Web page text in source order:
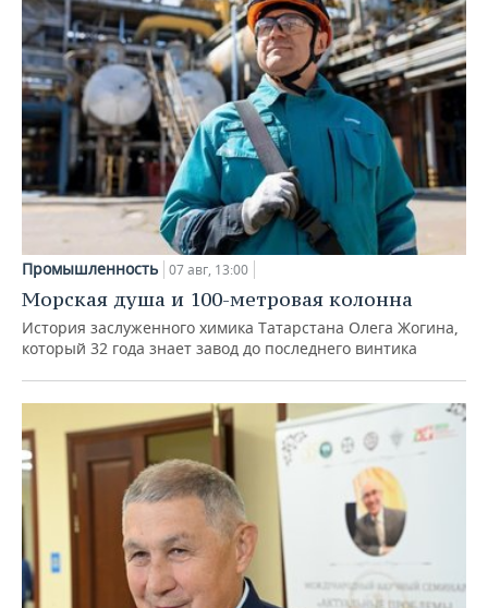
Промышленность 07 авг, 13:00
Морская душа и 100-метровая колонна
История заслуженного химика Татарстана Олега Жогина,
который 32 года знает завод до последнего винтика